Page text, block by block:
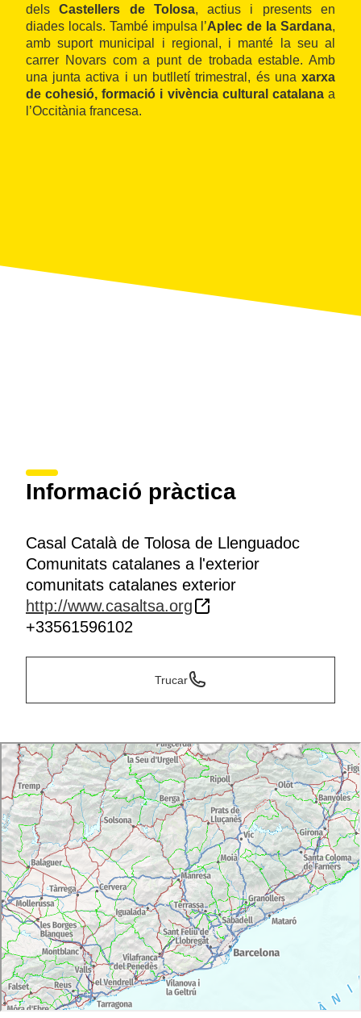
delsCastellers de Tolosa, actius i presents en
diades locals. També impulsa l’Aplec de la Sardana,
amb suport municipal i regional, i manté la seu al
carrer Novars com a punt de trobada estable. Amb
una junta activa i un butlletí trimestral, és una xarxa
de cohesió, formació i vivència cultural catalanaa
l’Occitània francesa.
Informació pràctica
Casal Català de Tolosa de Llenguadoc
Comunitats catalanes a l'exterior
comunitats catalanes exterior
http://www.casaltsa.org
+33561596102
Trucar